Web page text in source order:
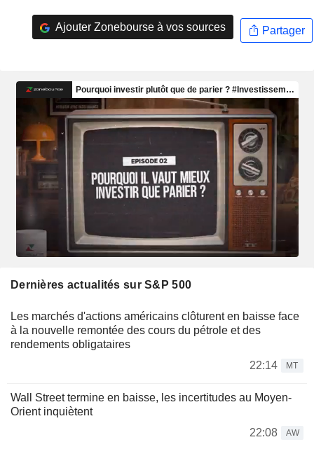
Ajouter Zonebourse à vos sources Partager
Dernières actualités sur S&P 500
Les marchés d'actions américains clôturent en baisse face
à la nouvelle remontée des cours du pétrole et des
rendements obligataires
22:14
MT
Wall Street termine en baisse, les incertitudes au Moyen-
Orient inquiètent
22:08
AW